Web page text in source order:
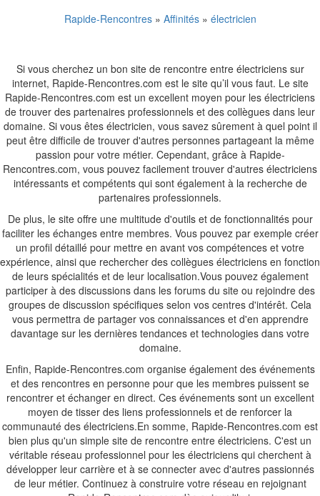
Rapide-Rencontres» Affinités » électricien
Si vous cherchez un bon site de rencontre entre électriciens sur
internet, Rapide-Rencontres.com est le site qu’il vous faut. Le site
Rapide-Rencontres.com est un excellent moyen pour les électriciens
de trouver des partenaires professionnels et des collègues dans leur
domaine. Si vous êtes électricien, vous savez sûrement à quel point il
peut être difficile de trouver d'autres personnes partageant la même
passion pour votre métier. Cependant, grâce à Rapide-
Rencontres.com, vous pouvez facilement trouver d'autres électriciens
intéressants et compétents qui sont également à la recherche de
partenaires professionnels.
De plus, le site offre une multitude d'outils et de fonctionnalités pour
faciliter les échanges entre membres. Vous pouvez par exemple créer
un profil détaillé pour mettre en avant vos compétences et votre
expérience, ainsi que rechercher des collègues électriciens en fonction
de leurs spécialités et de leur localisation.Vous pouvez également
participer à des discussions dans les forums du site ou rejoindre des
groupes de discussion spécifiques selon vos centres d'intérêt. Cela
vous permettra de partager vos connaissances et d'en apprendre
davantage sur les dernières tendances et technologies dans votre
domaine.
Enfin, Rapide-Rencontres.com organise également des événements
et des rencontres en personne pour que les membres puissent se
rencontrer et échanger en direct. Ces événements sont un excellent
moyen de tisser des liens professionnels et de renforcer la
communauté des électriciens.En somme, Rapide-Rencontres.com est
bien plus qu'un simple site de rencontre entre électriciens. C'est un
véritable réseau professionnel pour les électriciens qui cherchent à
développer leur carrière et à se connecter avec d'autres passionnés
de leur métier. Continuez à construire votre réseau en rejoignant